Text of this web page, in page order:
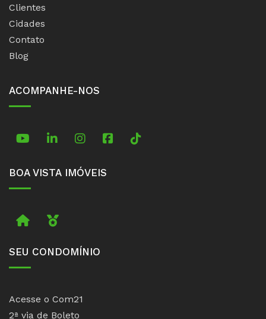
Clientes
Cidades
Contato
Blog
ACOMPANHE-NOS
TikTok
BOA VISTA IMÓVEIS
ImobiliáriaBoa Vista Prime
SEU CONDOMÍNIO
Acesse o Com21
2ª via de Boleto